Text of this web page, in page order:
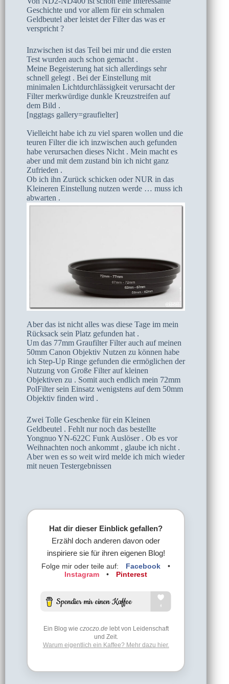
Geschichte und vor allem für ein schmalen
Geldbeutel aber leistet der Filter das was er
verspricht ?
Inzwischen ist das Teil bei mir und die ersten
Test wurden auch schon gemacht .
Meine Begeisterung hat sich allerdings sehr
schnell gelegt . Bei der Einstellung mit
minimalen Lichtdurchlässigkeit verursacht der
Filter merkwürdige dunkle Kreuzstreifen auf
dem Bild .
[nggtags gallery=graufielter]
Vielleicht habe ich zu viel sparen wollen und die
teuren Filter die ich inzwischen auch gefunden
habe verursachen dieses Nicht . Mein macht es
aber und mit dem zustand bin ich nicht ganz
Zufrieden .
Ob ich ihn Zurück schicken oder NUR in das
Kleineren Einstellung nutzen werde … muss ich
abwarten .
Aber das ist nicht alles was diese Tage im mein
Rücksack sein Platz gefunden hat .
Um das 77mm Graufilter Filter auch auf meinen
50mm Canon Objektiv Nutzen zu können habe
ich Step-Up Ringe gefunden die ermöglichen der
Nutzung von Große Filter auf kleinen
Objektiven zu . Somit auch endlich mein 72mm
PolFilter sein Einsatz wenigstens auf dem 50mm
Objektiv finden wird .
Zwei Tolle Geschenke für ein Kleinen
Geldbeutel . Fehlt nur noch das bestellte
Yongnuo YN-622C Funk Auslöser . Ob es vor
Weihnachten noch ankommt , glaube ich nicht .
Aber wen es so weit wird melde ich mich wieder
mit neuen Testergebnissen
Hat dir dieser Einblick gefallen?
Erzähl doch anderen davon oder
inspiriere sie für ihren eigenen Blog!
Folge mir oder teile auf: Facebook
•
Instagram
• Pinterest
Ein Blog wie czoczo.delebt von Leidenschaft
und Zeit.
Warum eigentlich ein Kaffee? Mehr dazu hier.